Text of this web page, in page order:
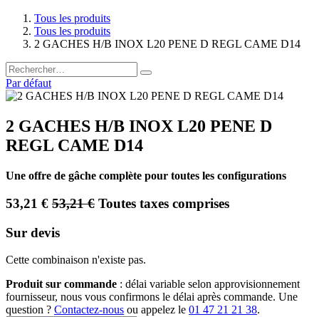
Tous les produits
Tous les produits
2 GACHES H/B INOX L20 PENE D REGL CAME D14
Par défaut
2 GACHES H/B INOX L20 PENE D
REGL CAME D14
Une offre de gâche complète pour toutes les configurations
53,21 € 53,21€ Toutes taxes comprises
Sur devis
Cette combinaison n'existe pas.
Produit sur commande : délai variable selon approvisionnement
fournisseur, nous vous confirmons le délai après commande. Une
question ? Contactez-nous ou appelez le 01 47 21 21 38.